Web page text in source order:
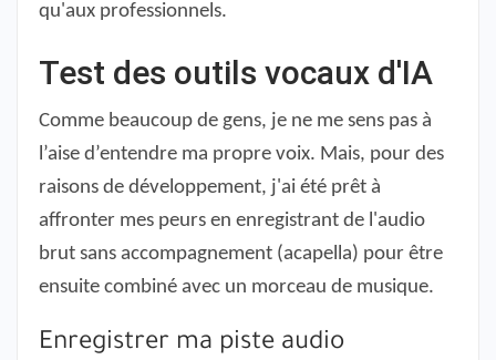
qu'aux professionnels.
Test des outils vocaux d'IA
Comme beaucoup de gens, je ne me sens pas à
l’aise d’entendre ma propre voix. Mais, pour des
raisons de développement, j'ai été prêt à
affronter mes peurs en enregistrant de l'audio
brut sans accompagnement (acapella) pour être
ensuite combiné avec un morceau de musique.
Enregistrer ma piste audio